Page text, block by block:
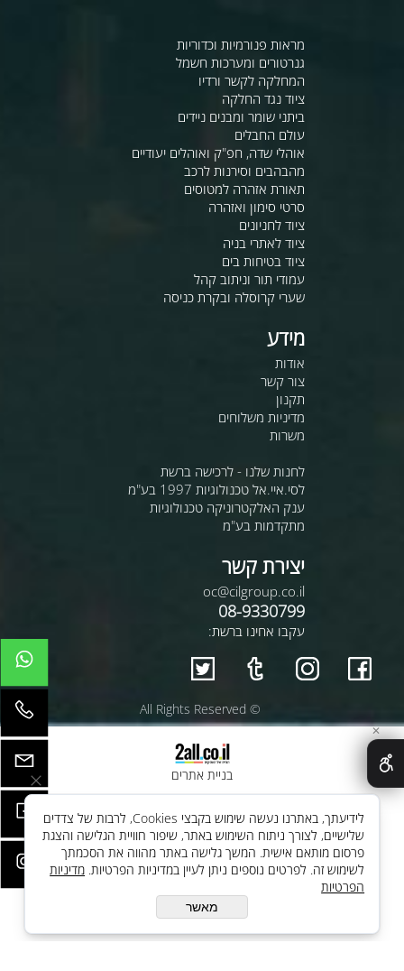
מראות פנורמיות וכדוריות
גנרטורים ומערכות חשמל
המחלקה לקשר ורדיו
ציוד נגד החלקה
ביתני שומר ומבנים ניידים
עולם החבלים
אוהלי שדה, חפ"ק ואוהלים יעודיים
מהבהבים וסירנות לרכב
תאורת אזהרה למטוסים
סרטי סימון ואזהרה
ציוד לחניונים
ציוד לאתרי בניה
ציוד בטיחות בים
עמודי תור וניתוב קהל
שערי קרוסלה ובקרת כניסה
מידע
אודות
צור קשר
תקנון
מדיניות משלוחים
משרות
לחנות שלנו - לרכישה ברשת
לסי.איי.אל טכנולוגיות 1997 בע"מ
ענק האלקטרוניקה טכנולוגיות
מתקדמות בע"מ
יצירת קשר
oc@cilgroup.co.il
08-9330799
עקבו אחינו ברשת:
© All Rights Reserved
בניית אתרים
✕
לידיעתך, באתרנו נעשה שימוש בקבצי Cookies, לרבות של צדדים
שלישיים, לצורך ניתוח השימוש באתר, שיפור חוויית הגלישה והצגת
פרסום מותאם אישית. המשך גלישה באתר מהווה את הסכמתך
לשימוש זה. לפרטים נוספים ניתן לעיין במדיניות הפרטיות. מדיניות
הפרטיות
מאשר